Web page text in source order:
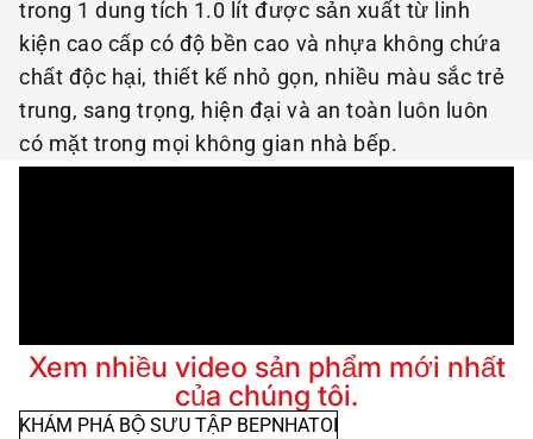
trong 1 dung tích 1.0 lít được sản xuất từ linh
kiện cao cấp có độ bền cao và nhựa không chứa
chất độc hại, thiết kế nhỏ gọn, nhiều màu sắc trẻ
trung, sang trọng, hiện đại và an toàn luôn luôn
có mặt trong mọi không gian nhà bếp.
Xem nhiều video sản phẩm mới nhất
của chúng tôi.
KHÁM PHÁ BỘ SƯU TẬP BEPNHATOI